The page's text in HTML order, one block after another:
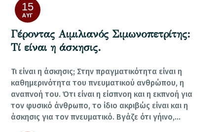
15
ΑΥΓ
Γέροντας Αιμιλιανός Σιμωνοπετρίτης:
Τί είναι η άσκησις.
Τι είναι η άσκησις; Στην πραγματικότητα είναι η
καθημερινότητα του πνευματικού ανθρώπου, η
αναπνοή του. Ότι είναι η είσπνοη και η εκπνοή για
τον φυσικό άνθρωπο, το ίδιο ακριβώς είναι και η
άσκησις για τον πνευματικό. Βγάζε ότι γήινο,…